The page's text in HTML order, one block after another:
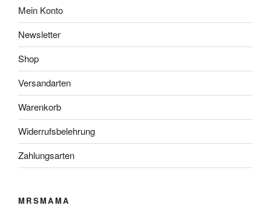
Mein Konto
Newsletter
Shop
Versandarten
Warenkorb
Widerrufsbelehrung
Zahlungsarten
MRSMAMA